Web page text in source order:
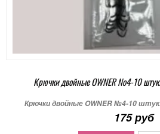
Крючки двойные OWNER №4-10
Крючки двойные OWNER №4-10
175 руб